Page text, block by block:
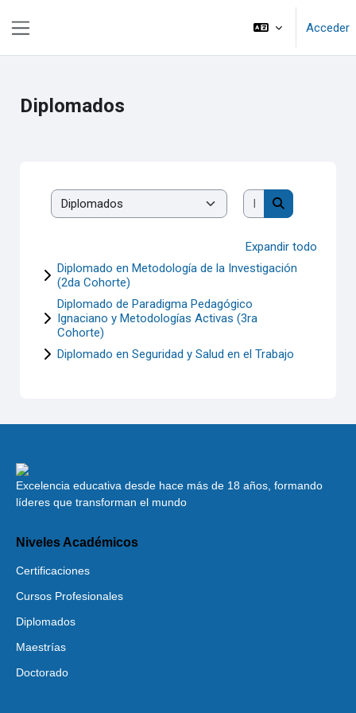
Acceder
Diplomados
Categorías
Buscar cursos
Buscar cursos
Expandir todo
Diplomado en Metodología de la Investigación
(2da Cohorte)
Diplomado de Paradigma Pedagógico
Ignaciano y Metodologías Activas (3ra
Cohorte)
Diplomado en Seguridad y Salud en el Trabajo
Excelencia educativa desde hace más de 18 años, formando
líderes que transforman el mundo
Niveles Académicos
Certificaciones
Cursos Profesionales
Diplomados
Maestrías
Doctorado